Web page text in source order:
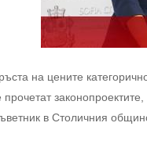
на цените
прочетат
в Столичния